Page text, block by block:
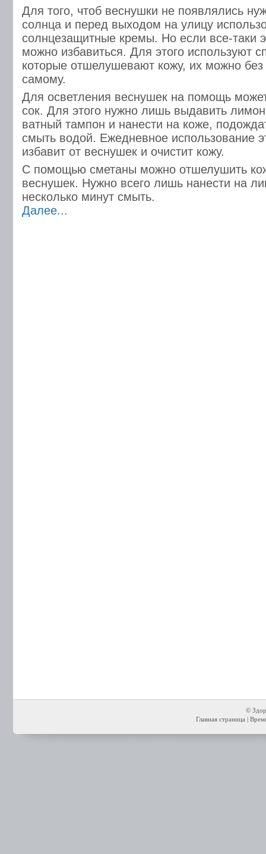
Для того, чтоб веснушки не появлялись
солнца и перед выходом на улицу
солнцезащитные кремы. Но если все-таки
можно избавиться. Для этого используют
которые отшелушевают кожу, их можно без
самому.
Для осветления веснушек на помощь
сок. Для этого нужно лишь выдавить
ватный тампон и нанести на коже,
смыть водой. Ежедневное использование
избавит от веснушек и очистит кожу.
С помощью сметаны можно отшелушить
веснушек. Нужно всего лишь нанести на
несколько минут смыть.
Далее...
©
Главная страница|